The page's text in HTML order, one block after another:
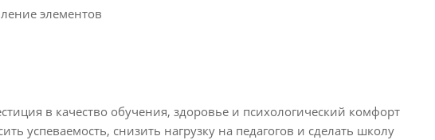
элементов
в качество обучения, здоровье и психологический комфорт
успеваемость, снизить нагрузку на педагогов и сделать школу